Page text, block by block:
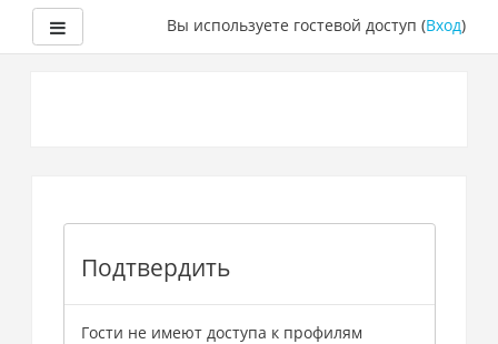
Боковая панельВы используете гостевой доступ (Вход)
Подтвердить
Гости не имеют доступа к профилям